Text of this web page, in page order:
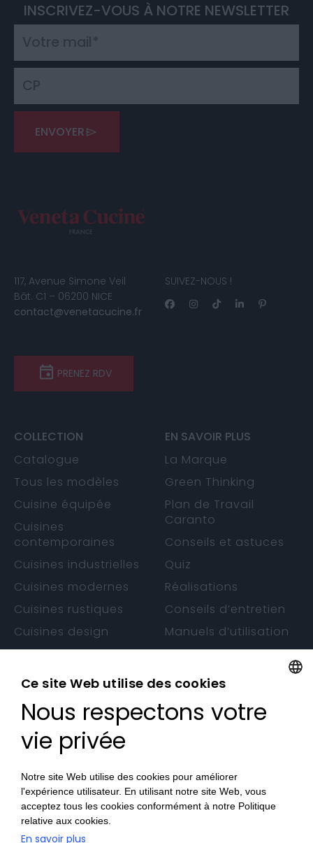
INSCRIVEZ-VOUS À NOTRE NEWSLETTER
ENVOYER
117, Avenue Simone Veil
Bât. C1 – 06200 NICE
contact@venetacucine.fr
SUIVEZ-NOUS !
PRENEZ RDV
COLLECTION
Catalogue
Tous les modèles
Cuisine équipée
Cuisines
contemporaines
Cuisines industrielles
Cuisines modernes
Cuisines rustiques
Cuisines design
Cuisines sans
EN SAVOIR PLUS
La Marque
Green Thinking
Plan de Travail
Caranto
Conseils et astuces
Quiz
Réalisations
Conseils d’entretien
Manuels d’utilisation
Garantie
CONTACTS
Nos Magasins
Devenez Revendeur
Travaillez avec nous
Ce site Web utilise des cookies
Nous respectons votre
vie privée
Notre site Web utilise des cookies pour améliorer
l'expérience utilisateur. En utilisant notre site Web, vous
acceptez tous les cookies conformément à notre Politique
relative aux cookies.
En savoir plus